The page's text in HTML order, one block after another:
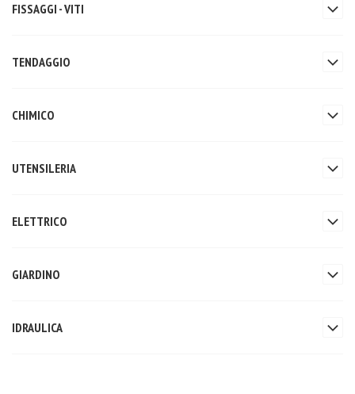
FISSAGGI - VITI
TENDAGGIO
CHIMICO
UTENSILERIA
ELETTRICO
GIARDINO
IDRAULICA